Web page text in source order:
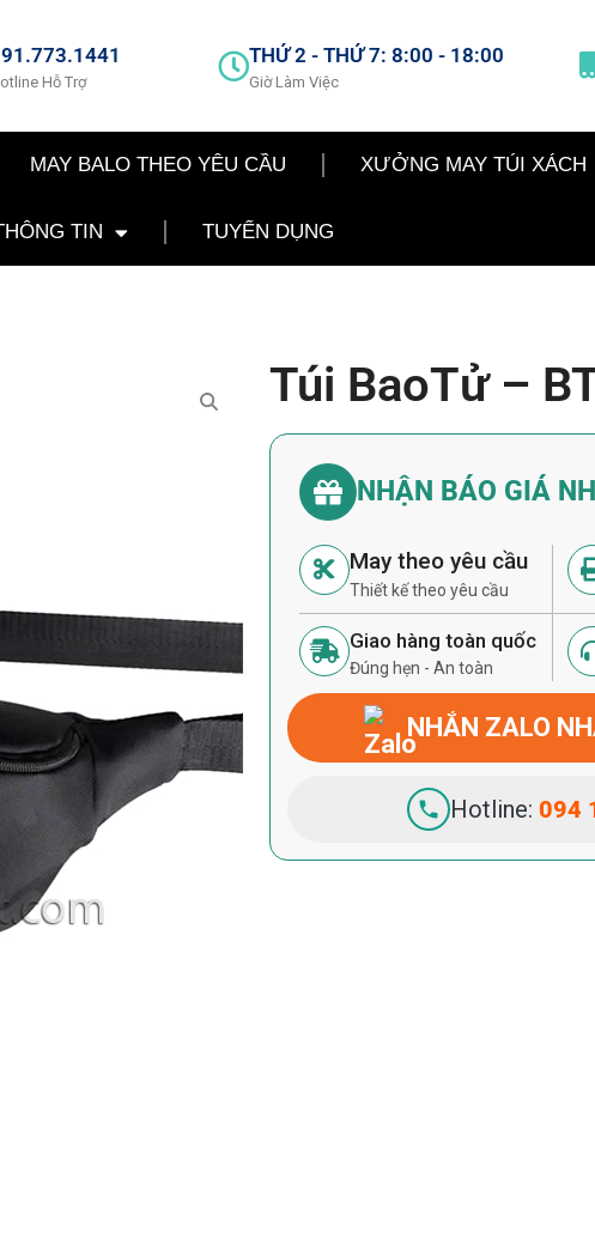
Hỗ Trợ
THỨ 2 - THỨ 7: 8:00 - 18:00
Giờ Làm Việc
MAY BALO THEO YÊU CẦU XƯỞNG MAY TÚI XÁCH
TIN TUYỂN DỤNG
Túi BaoTử –
NHẬN BÁO GIÁ
May theo yêu cầu
Thiết kế theo yêu cầu
Giao hàng toàn quốc
Đúng hẹn - An toàn
NHẮN ZALO
Hotline: 094